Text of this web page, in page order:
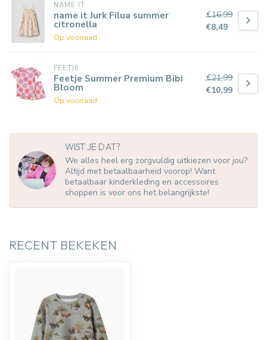
NAME IT
name it Jurk Filua summer
citronella
Op voorraad
€16,99
€8,49
FEETJE
Feetje Summer Premium Bibi
Bloom
Op voorraad
€21,99
€10,99
WIST JE DAT?
We alles heel erg zorgvuldig uitkiezen voor jou?
Altijd met betaalbaarheid voorop! Want
betaalbaar kinderkleding en accessoires
shoppen is voor ons het belangrijkste!
RECENT BEKEKEN